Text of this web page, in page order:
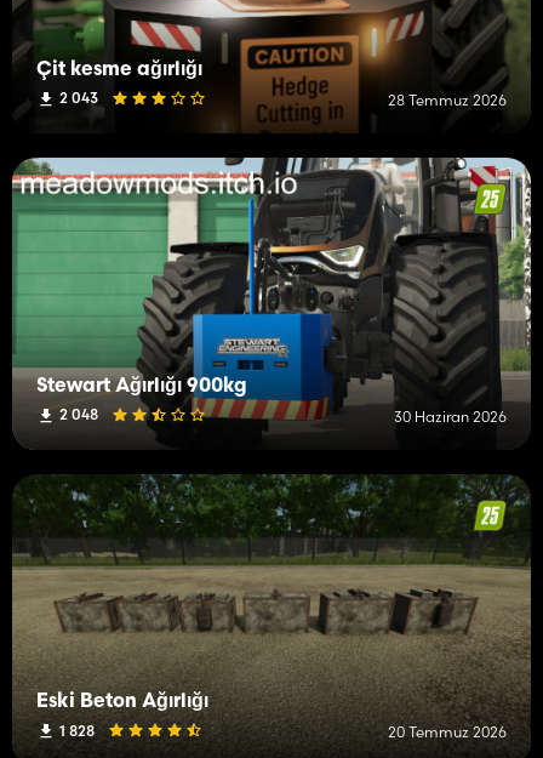
Çit kesme ağırlığı
2 043 28 Temmuz 2026
Stewart Ağırlığı 900kg
2 048 30 Haziran 2026
Eski Beton Ağırlığı
1 828 20 Temmuz 2026